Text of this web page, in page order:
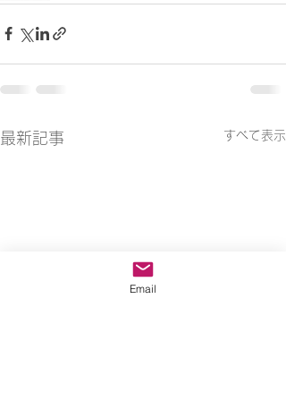
最新記事 すべて表示
Email